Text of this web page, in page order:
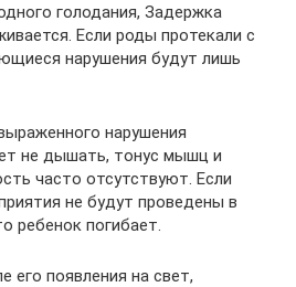
голодания, Задержка
Если роды протекали с
нарушения будут лишь
нарушения
не дышать, тонус мышц и
часто отсутствуют. Если
не будут проведены в
ребенок погибает.
его появления на свет,